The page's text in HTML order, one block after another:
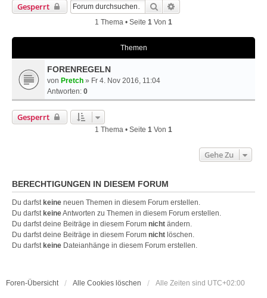
Gesperrt Suche
1 Thema • Seite 1 Von 1
Themen
FORENREGELN
von Pretch » Fr 4. Nov 2016, 11:04
Antworten: 0
Gesperrt
1 Thema • Seite 1 Von 1
Gehe Zu
BERECHTIGUNGEN IN DIESEM FORUM
Du darfst keine neuen Themen in diesem Forum erstellen.
Du darfst keineAntworten zu Themen in diesem Forum erstellen.
Du darfst deine Beiträge in diesem Forum nicht ändern.
Du darfst deine Beiträge in diesem Forum nicht löschen.
Du darfst keine Dateianhänge in diesem Forum erstellen.
Foren-Übersicht Alle Cookies löschen Alle Zeiten sind UTC+02:00